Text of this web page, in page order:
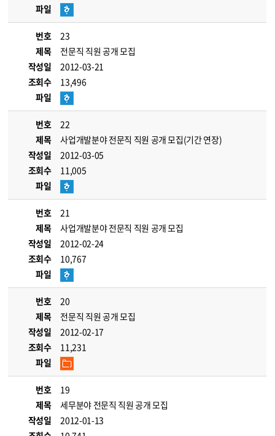
파일
번호
23
제목
전문직 직원 공개 모집
작성일
2012-03-21
조회수
13,496
파일
번호
22
제목
사업개발분야 전문직 직원 공개 모집(기간 연장)
작성일
2012-03-05
조회수
11,005
파일
번호
21
제목
사업개발분야 전문직 직원 공개 모집
작성일
2012-02-24
조회수
10,767
파일
번호
20
제목
전문직 직원 공개 모집
작성일
2012-02-17
조회수
11,231
파일
번호
19
제목
세무분야 전문직 직원 공개 모집
작성일
2012-01-13